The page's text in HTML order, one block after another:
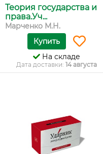
Теория государства и
права.Уч...
Марченко М.Н.
Купить
На складе
Дата доставки: 14 августа